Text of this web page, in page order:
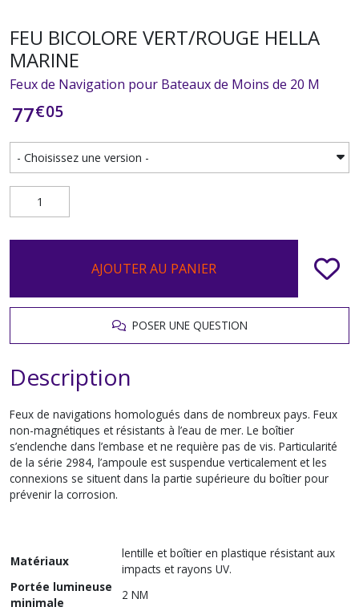
FEU BICOLORE VERT/ROUGE HELLA
MARINE
Feux de Navigation pour Bateaux de Moins de 20 M
77€05
AJOUTER AU PANIER
POSER UNE QUESTION
Description
Feux de navigations homologués dans de nombreux pays. Feux
non-magnétiques et résistants à l’eau de mer. Le boîtier
s’enclenche dans l’embase et ne requière pas de vis. Particularité
de la série 2984, l’ampoule est suspendue verticalement et les
connexions se situent dans la partie supérieure du boîtier pour
prévenir la corrosion.
Matériaux
lentille et boîtier en plastique résistant aux
impacts et rayons UV.
Portée lumineuse
minimale
2 NM